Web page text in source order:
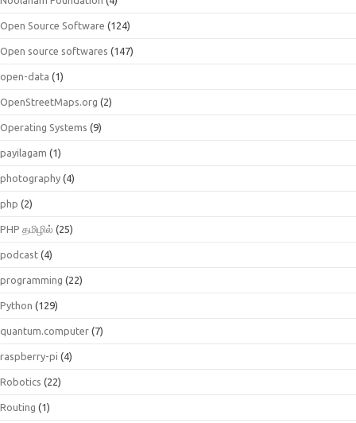
Open Source Software (124)
Open source softwares (147)
open-data (1)
OpenStreetMaps.org (2)
Operating Systems (9)
payilagam (1)
photography (4)
php (2)
PHP தமிழில் (25)
podcast (4)
programming (22)
Python (129)
quantum.computer (7)
raspberry-pi (4)
Robotics (22)
Routing (1)